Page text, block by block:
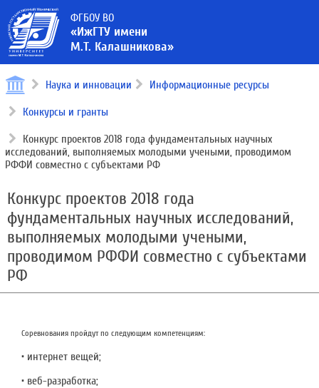
ФГБОУ ВО
«ИжГТУ имени
М.Т. Калашникова»
Наука и инновации Информационные ресурсы
Конкурсы и гранты
Конкурс проектов 2018 года фундаментальных научных
исследований, выполняемых молодыми учеными, проводимом
РФФИ совместно с субъектами РФ
Конкурс проектов 2018 года
фундаментальных научных исследований,
выполняемых молодыми учеными,
проводимом РФФИ совместно с субъектами
РФ
Соревнования пройдут по следующим компетенциям:
• интернет вещей;
• веб-разработка;